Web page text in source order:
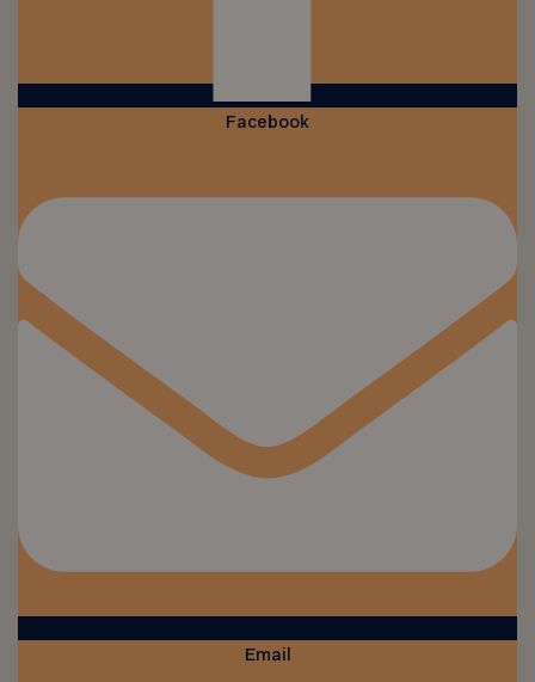
Facebook
Email